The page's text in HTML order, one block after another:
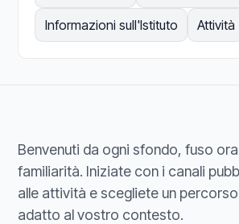
Informazioni sull'Istituto Attività
Benvenuti da ogni sfondo, fuso
familiarità. Iniziate con i canali
alle attività e scegliete un
adatto al vostro contesto.